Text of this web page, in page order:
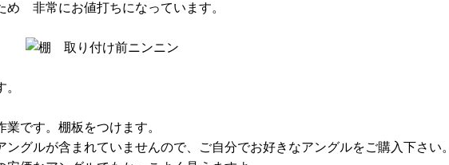
め 非常にお値打ちになっています。
業です。棚板をつけます。
ングルが含まれていませんので、ご自分でお好きなアングルをご購入下さい。